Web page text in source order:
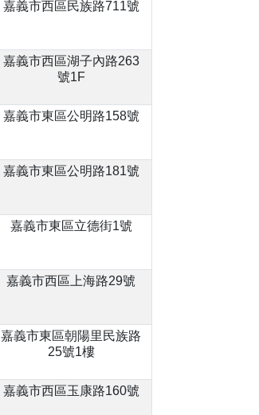
嘉義市西區民族路711號
嘉義市西區湖子內路263
號1F
嘉義市東區公明路158號
嘉義市東區公明路181號
嘉義市東區立德街1號
嘉義市西區上海路29號
嘉義市東區朝陽里民族路
25號1樓
嘉義市西區玉康路160號